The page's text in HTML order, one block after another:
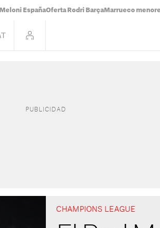
Meloni EspañaOferta Rodri Barça Marrueco
CHAMPIONS LEAGUE